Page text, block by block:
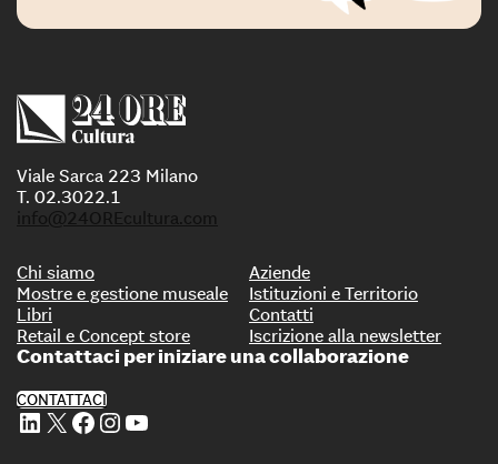
Viale Sarca 223 Milano
T. 02.3022.1
info@24OREcultura.com
Chi siamo
Mostre e gestione museale
Libri
Retail e Concept store
Aziende
Istituzioni e Territorio
Contatti
Iscrizione alla newsletter
Contattaci per iniziare una collaborazione
CONTATTACI
Profilo Linkedin di 24 ORE Cultura Profilo X di 24 ORE Cultura Profilo Facebook di 24 ORE Cultura Profilo Instagram di 24 ORE Cultura Profilo Youtube di 24 ORE Cultura